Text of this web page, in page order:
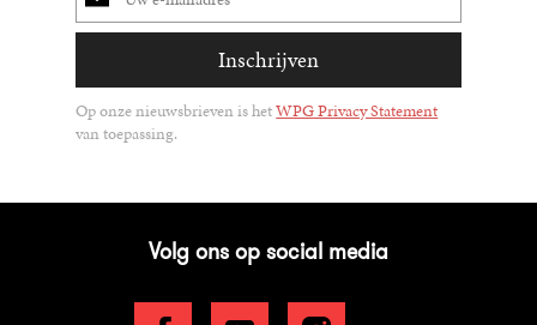
mailadres
Inschrijven
Op onze nieuwsbrieven is hetWPG Privacy Statement
van toepassing.
Volg ons op social media